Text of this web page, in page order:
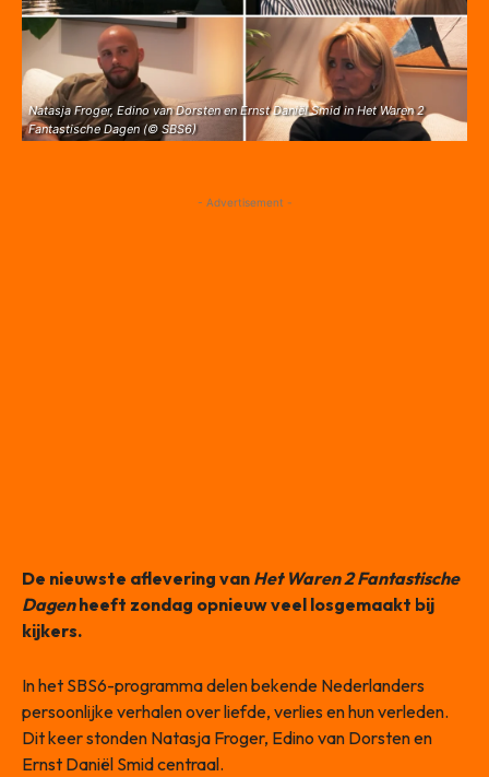
Natasja Froger, Edino van Dorsten en Ernst Daniël Smid in Het Waren 2
Fantastische Dagen (© SBS6)
- Advertisement -
De nieuwste aflevering van Het Waren 2 Fantastische
Dagenheeft zondag opnieuw veel losgemaakt bij
kijkers.
In het SBS6-programma delen bekende Nederlanders
persoonlijke verhalen over liefde, verlies en hun verleden.
Dit keer stonden Natasja Froger, Edino van Dorsten en
Ernst Daniël Smid centraal.